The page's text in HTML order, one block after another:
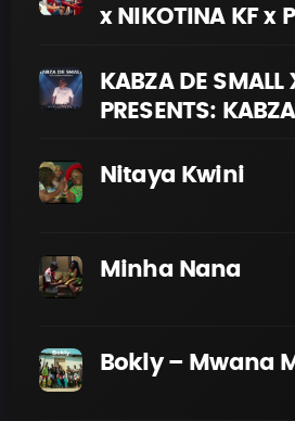
x NIKOTINA KF x
KABZA DE SMALL
PRESENTS:
LIVE MIX
Nitaya Kwini
Minha Nana
Bokly – Mwana